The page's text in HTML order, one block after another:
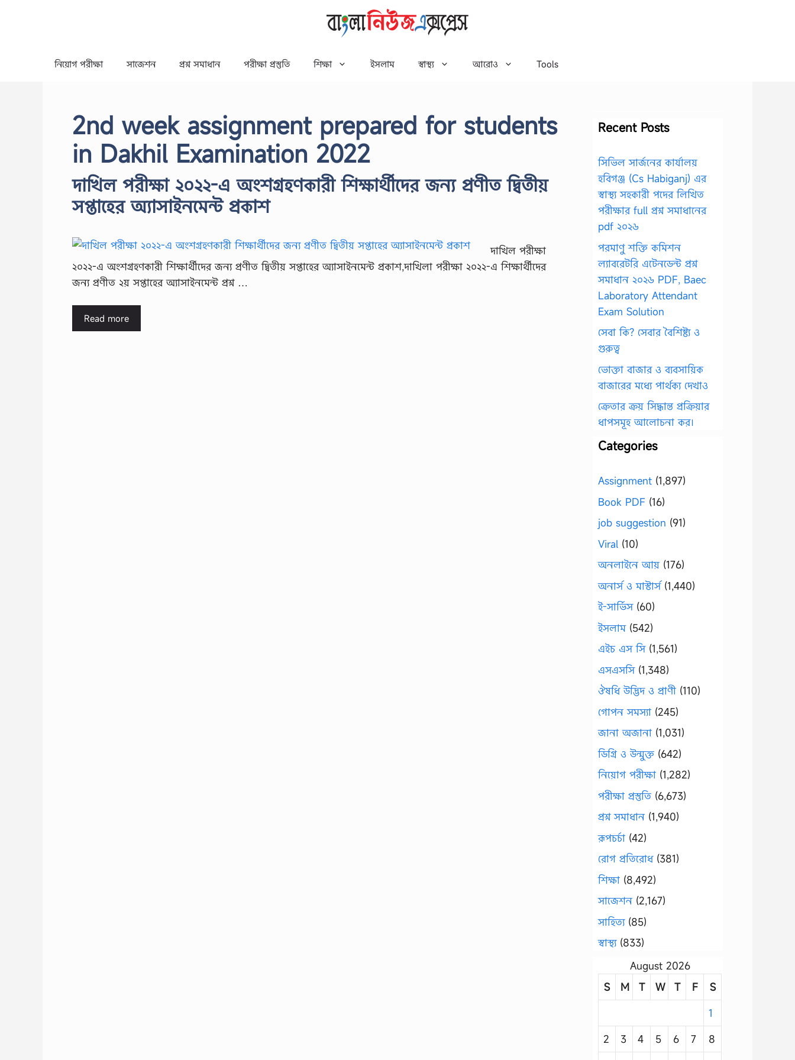
নিয়োগ পরীক্ষা সাজেশন প্রশ্ন সমাধান পরীক্ষা প্রস্তুতি শিক্ষা ইসলাম স্বাস্থ্য আরোও Tools
2nd week assignment prepared for students
in Dakhil Examination 2022
দাখিল পরীক্ষা ২০২২-এ অংশগ্রহণকারী শিক্ষার্থীদের জন্য প্রণীত দ্বিতীয়
সপ্তাহের অ্যাসাইনমেন্ট প্রকাশ
দাখিল পরীক্ষা
২০২২-এ অংশগ্রহণকারী শিক্ষার্থীদের জন্য প্রণীত দ্বিতীয় সপ্তাহের অ্যাসাইনমেন্ট প্রকাশ,দাখিলা পরীক্ষা ২০২২-এ শিক্ষার্থীদের
জন্য প্রণীত ২য় সপ্তাহের অ্যাসাইনমেন্ট প্রশ্ন …
Read more
Recent Posts
সিভিল সার্জনের কার্যালয়
হবিগঞ্জ (Cs Habiganj) এর
স্বাস্থ্য সহকারী পদের লিখিত
পরীক্ষার full প্রশ্ন সমাধানের
pdf ২০২৬
পরমাণু শক্তি কমিশন
ল্যাবরেটরি এটেনডেন্ট প্রশ্ন
সমাধান ২০২৬ PDF, Baec
Laboratory Attendant
Exam Solution
সেবা কি? সেবার বৈশিষ্ট্য ও
গুরুত্ব
ভোক্তা বাজার ও ব্যবসায়িক
বাজারের মধ্যে পার্থক্য দেখাও
ক্রেতার ক্রয় সিদ্ধান্ত প্রক্রিয়ার
ধাপসমূহ আলোচনা কর।
Categories
Assignment (1,897)
Book PDF (16)
job suggestion (91)
Viral (10)
অনলাইনে আয় (176)
অনার্স ও মাস্টার্স(1,440)
ই-সার্ভিস(60)
ইসলাম(542)
এইচ এস সি(1,561)
এসএসসি(1,348)
ঔষধি উদ্ভিদ ও প্রাণী (110)
গোপন সমস্যা (245)
জানা অজানা (1,031)
ডিগ্রি ও উন্মুক্ত (642)
নিয়োগ পরীক্ষা (1,282)
পরীক্ষা প্রস্তুতি (6,673)
প্রশ্ন সমাধান (1,940)
রূপচর্চা (42)
রোগ প্রতিরোধ(381)
শিক্ষা (8,492)
সাজেশন (2,167)
সাহিত্য(85)
স্বাস্থ্য(833)
August 2026
S
M T W T F
S
1
2
3 4 5 6 7
8